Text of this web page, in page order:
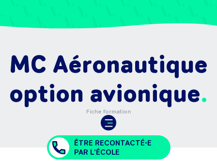
MC Aéronautique
option avionique
Fiche formation
ÊTRE RECONTACTÉ•E
PAR L'ÉCOLE